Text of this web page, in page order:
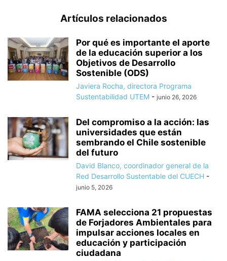
Artículos relacionados
Por qué es importante el aporte
de la educación superior a los
Objetivos de Desarrollo
Sostenible (ODS)
Javiera Rocha, directora Programa
Sustentabilidad UTEM - junio 26, 2026
Del compromiso a la acción: las
universidades que están
sembrando el Chile sostenible
del futuro
David Blanco, coordinador general de la
Red Desarrollo Sustentable del CUECH -
junio 5, 2026
FAMA selecciona 21 propuestas
de Forjadores Ambientales para
impulsar acciones locales en
educación y participación
ciudadana